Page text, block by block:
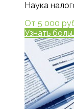
Наука
От 5 000
Узнать